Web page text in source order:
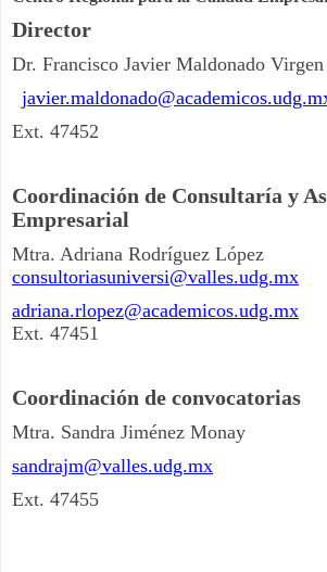
Director
Dr. Francisco Javier Maldonado Virgen
Ext. 47452
Coordinación de Consultaría y
Empresarial
Mtra. Adriana Rodríguez López
consultoriasuniversi@valles.udg.mx
adriana.rlopez@academicos.udg.mx
Ext. 47451
Coordinación de convocatorias
Mtra. Sandra Jiménez Monay
sandrajm@valles.udg.mx
Ext. 47455